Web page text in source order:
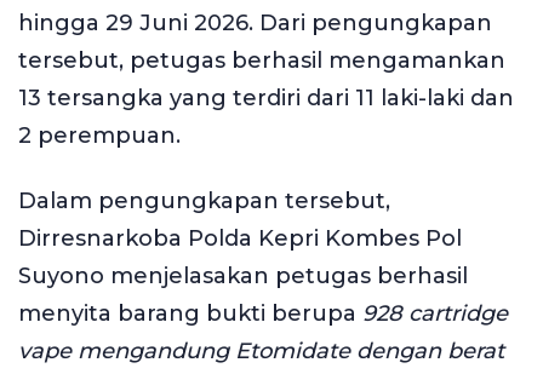
hingga 29 Juni 2026. Dari pengungkapan
tersebut, petugas berhasil mengamankan
13 tersangka yang terdiri dari 11 laki-laki dan
2 perempuan.
Dalam pengungkapan tersebut,
Dirresnarkoba Polda Kepri Kombes Pol
Suyono menjelasakan petugas berhasil
menyita barang bukti berupa 928 cartridge
vape mengandung Etomidate dengan berat